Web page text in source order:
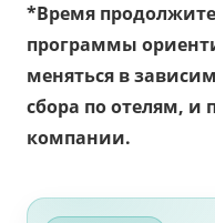
*Время
программы
меняться в
сбора по отелям, и
компании.